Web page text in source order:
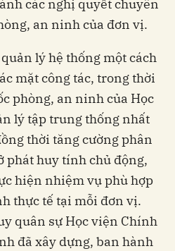
các nghị quyết chuyên
an ninh của đơn vị.
lý hệ thống một cách
mặt công tác, trong thời
phòng, an ninh của Học
lý tập trung thống nhất
thời tăng cường phân
phát huy tính chủ động,
hiện nhiệm vụ phù hợp
thực tế tại mỗi đơn vị.
quân sự Học viện Chính
đã xây dựng, ban hành